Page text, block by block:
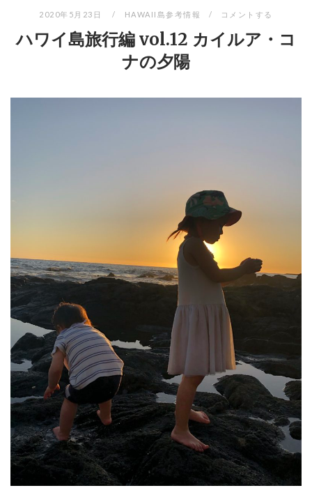
2020年5月23日 HAWAII島参考情報 コメントする
ハワイ島旅行編 vol.12 カイルア・コ
ナの夕陽